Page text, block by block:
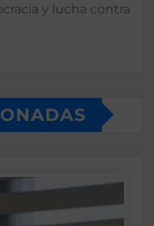
y lucha contra